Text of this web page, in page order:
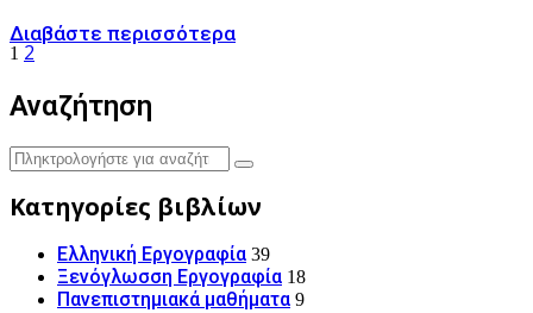
1 2
Αναζήτηση
Κατηγορίες βιβλίων
Ελληνική Εργογραφία 39
Ξενόγλωσση Εργογραφία 18
Πανεπιστημιακά μαθήματα 9